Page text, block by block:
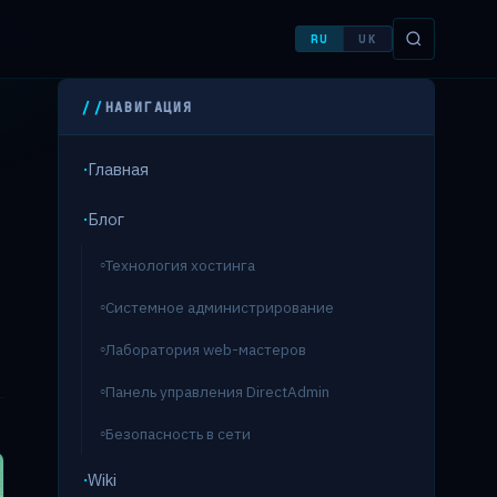
RU UK
НАВИГАЦИЯ
Главная
Блог
Технология хостинга
Системное администрирование
Лаборатория web-мастеров
Панель управления DirectAdmin
Безопасность в сети
Wiki